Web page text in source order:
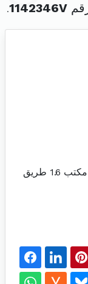
1142346V
.
المنطقة الصناعية سيدي داود مكتب 1.6 طريق